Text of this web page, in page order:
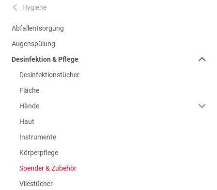
A Hygiene
Abfallentsorgung
Augenspülung
Desinfektion & Pflege
Desinfektionstücher
Fläche
Hände
Haut
Instrumente
Körperpflege
Spender & Zubehör
Vliestücher